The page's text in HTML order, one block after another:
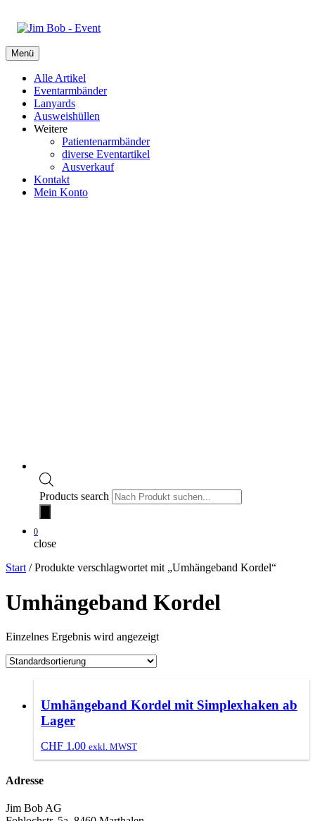
Menü
Alle Artikel
Eventarmbänder
Lanyards
Ausweishüllen
Weitere
Patientenarmbänder
diverse Eventartikel
Ausverkauf
Kontakt
Mein Konto
Products search
0
close
Start / Produkte verschlagwortet mit „Umhängeband Kordel“
Umhängeband Kordel
Einzelnes Ergebnis wird angezeigt
Umhängeband Kordel mit Simplexhaken ab
Lager
CHF 1.00 exkl. MWST
Adresse
Jim Bob AG